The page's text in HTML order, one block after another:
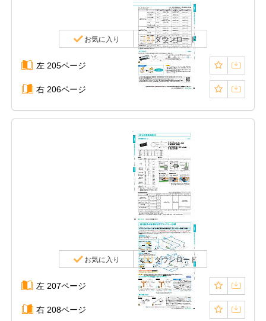
お気に入り ダウンロード
左 205ページ
右 206ページ
お気に入り ダウンロード
左 207ページ
右 208ページ